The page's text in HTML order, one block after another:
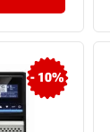
- 10%